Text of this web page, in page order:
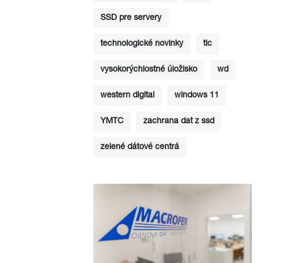
SSD pre servery
technologické novinky tlc
vysokorýchlostné úložisko wd
western digital windows 11
YMTC zachrana dat z ssd
zelené dátové centrá